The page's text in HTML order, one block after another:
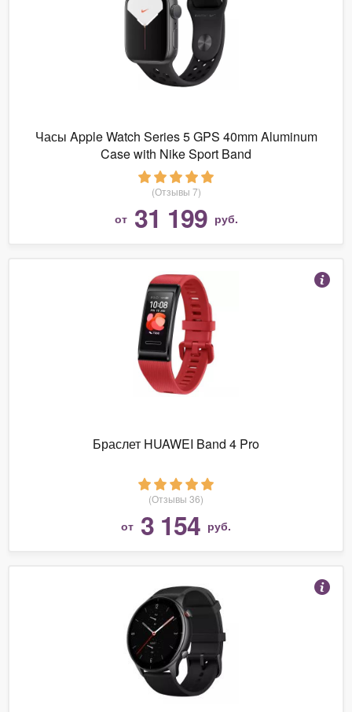
Часы Apple Watch Series 5 GPS 40mm Aluminum
Case with Nike Sport Band
(Отзывы 7)
от 31 199 руб.
Браслет HUAWEI Band 4 Pro
(Отзывы 36)
от 3 154 руб.